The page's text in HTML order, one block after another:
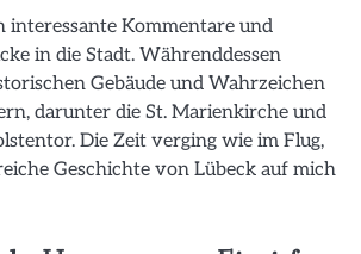
interessante Kommentare und
in die Stadt. Währenddessen
Gebäude und Wahrzeichen
darunter die St. Marienkirche und
Die Zeit verging wie im Flug,
Geschichte von Lübeck auf mich